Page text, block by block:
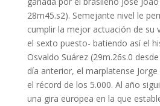
28m45.s2). Semejante nivel le
cumplir la mejor actuación de su
el sexto puesto- batiendo así el
Osvaldo Suárez (29m.26s.0
día anterior, el marplatense
el récord de los 5.000. Al año
una gira europea en la que